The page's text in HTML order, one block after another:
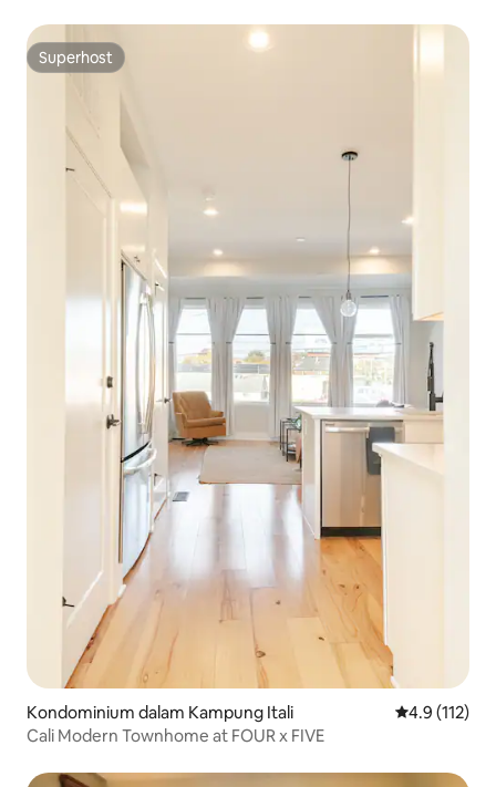
Superhost
Superhost
Kondominium dalam Kampung Itali Penarafan
4.9 (112)
Cali Modern Townhome at FOUR x FIVE